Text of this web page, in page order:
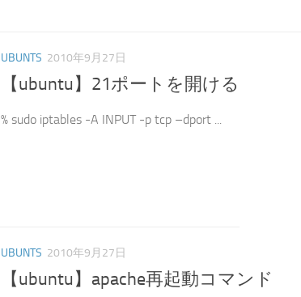
UBUNTS 2010年9月27日
【ubuntu】21ポートを開ける
% sudo iptables -A INPUT -p tcp –dport ...
UBUNTS 2010年9月27日
【ubuntu】apache再起動コマンド